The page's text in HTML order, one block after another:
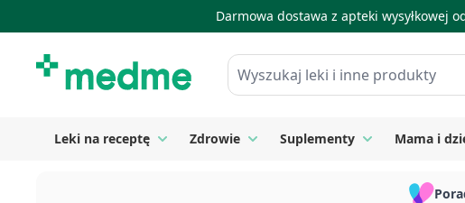
Darmowa dostawa z apteki wysyłkowej
Wyszukaj leki i inne produkty
Leki na receptę Toggle submenu for Leki na receptę
Zdrowie Toggle submenu for Zdrowie
Suplementy ToggleMama i